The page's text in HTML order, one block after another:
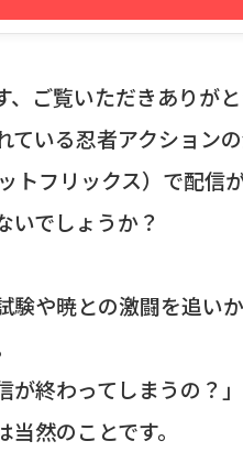
、ご覧いただきありが
ている忍者アクション
トフリックス）で配信
いでしょうか？
験や暁との激闘を追い
が終わってしまうの
然のことです。